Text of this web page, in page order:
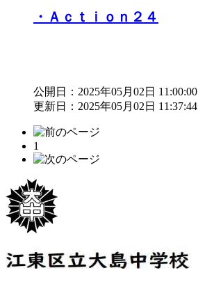
・Ａｃｔｉｏｎ２４
公開日：2025年05月02日 11:00:00
更新日：2025年05月02日 11:37:44
1